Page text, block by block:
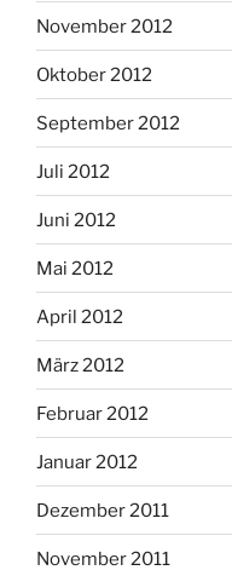
November 2012
Oktober 2012
September 2012
Juli 2012
Juni 2012
Mai 2012
April 2012
März 2012
Februar 2012
Januar 2012
Dezember 2011
November 2011